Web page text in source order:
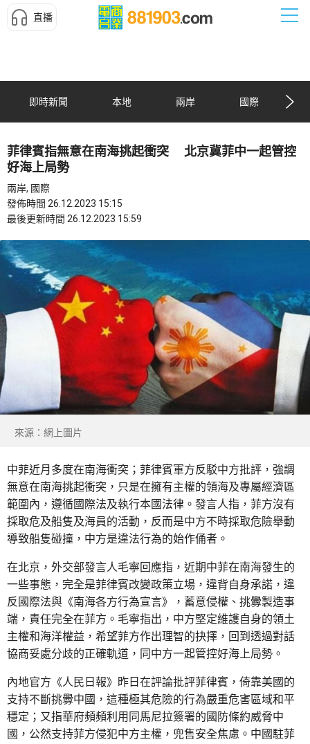
直播
即時新聞 本地 兩岸 國際
菲律賓指無意在南海挑起衝突 北京冀菲中一起管控
好海上局勢
兩岸, 國際
發佈時間 26.12.2023 15:15
最後更新時間 26.12.2023 15:59
來源：網上圖片
中菲近月多度在南海衝突；菲律賓軍方反駁中方批評，強調
無意在南海挑起衝突，只是在擁有主權的領海及專屬經濟區
範圍內，遵循國際法及執行本國法律。發言人指，菲方沒有
採取危及船隻及海員的活動，反而是中方不時採取危險舉動
導致船隻碰撞，中方是違法行為的始作俑者。
在北京，外交部發言人毛寧回應指，近期中菲在南海發生的
一些事態，完全是菲律賓改變政策立場，違背自身承諾，違
反國際法與《南海各方行為宣言》，蓄意侵權、挑釁製造事
端，責任完全在菲方。毛寧指出，中方堅定維護自身的領土
主權和海洋權益，希望菲方作出理智的抉擇，回到透過對話
協商妥處分歧的正確軌道，同中方一起管控好海上局勢。
內地官方《人民日報》昨日在評論批評菲律賓，倚靠美國的
支持不斷挑釁中國，這種極其危險的行為嚴重危害區域和平
穩定；又指華府頻頻利用同馬尼拉簽署的國防條約威脅中
國，公然支持菲方侵犯中方主權，兜售安全焦慮。中國駐菲